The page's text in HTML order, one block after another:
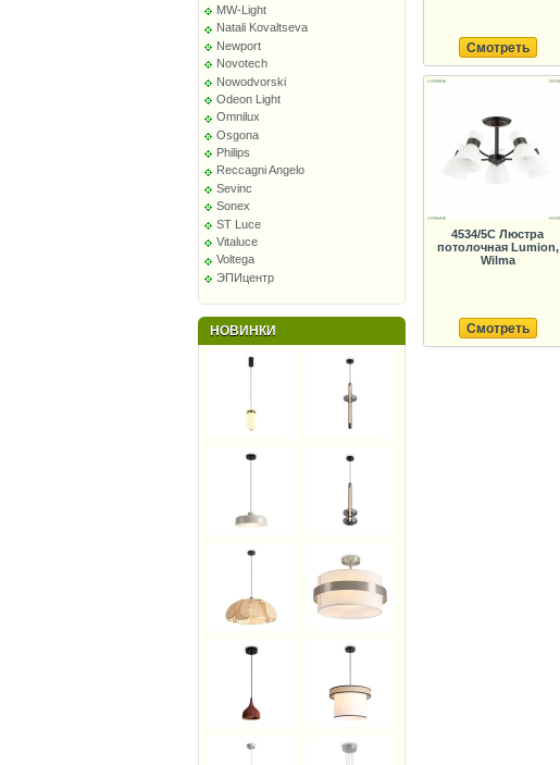
MW-Light
Natali Kovaltseva
Newport
Novotech
Nowodvorski
Odeon Light
Omnilux
Osgona
Philips
Reccagni Angelo
Sevinc
Sonex
ST Luce
Vitaluce
Voltega
ЭПИцентр
НОВИНКИ
Смотреть
4534/5C Люстра
потолочная Lumion,
Wilma
Смотреть